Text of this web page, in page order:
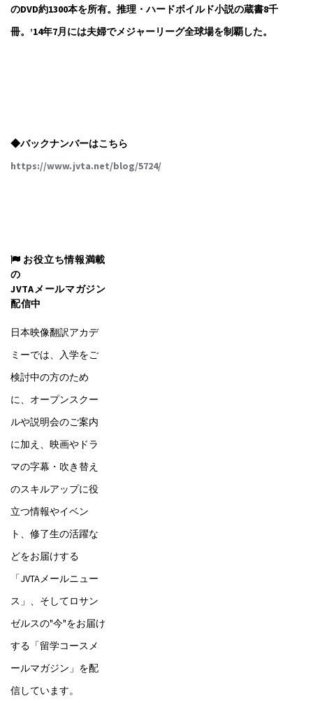
のDVD約1300本を所有。推理・ハードボイルド小説の蔵書8千
冊。’14年7月には夫婦でメジャーリーグ全球場を制覇した。
◆バックナンバーはこちら
https://www.jvta.net/blog/5724/
お役立ち情報満載
の
JVTAメールマガジン
配信中
日本映像翻訳アカデ
ミーでは、入学をご
検討中の方のため
に、オープンスクー
ルや説明会のご案内
に加え、映画やドラ
マの字幕・吹き替え
のスキルアップに役
立つ情報やイベン
ト、修了生の活躍な
どをお届けする
「JVTAメールニュー
ス」、そしてロサン
ゼルスの"今"をお届け
する「留学コースメ
ールマガジン」を配
信しています。